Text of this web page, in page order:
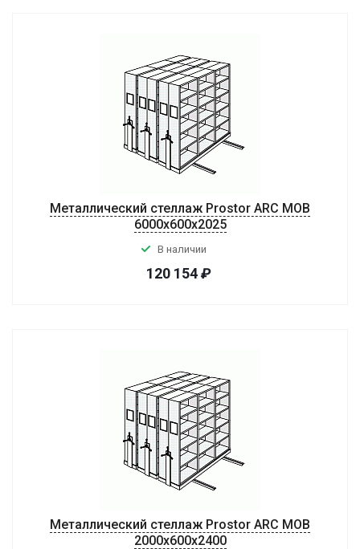
Металлический стеллаж Prostor ARC MOB
6000x600x2025
В наличии
120 154₽
Металлический стеллаж Prostor ARC MOB
2000x600x2400